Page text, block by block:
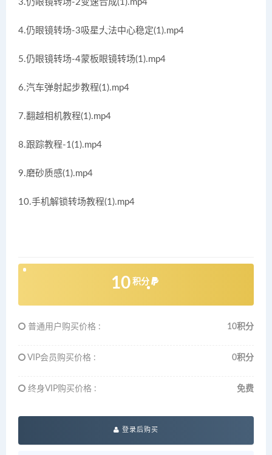
3.仍眼镜转场-2变速合成(1).mp4
4.仍眼镜转场-3吸星大法中心稳定(1).mp4
5.仍眼镜转场-4蒙板眼镜转场(1).mp4
6.汽车弹射起步教程(1).mp4
7.翻越相机教程(1).mp4
8.跟踪教程-1(1).mp4
9.磨砂质感(1).mp4
10.手机解锁转场教程(1).mp4
10 积分
普通用户购买价格 : 10积分
VIP会员购买价格 : 0积分
终身VIP购买价格 : 免费
登录后购买